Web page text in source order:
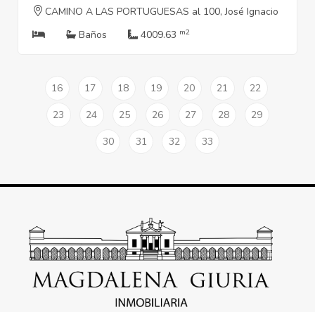
CAMINO A LAS PORTUGUESAS al 100, José Ignacio
Baños
4009.63 m2
16 17 18 19 20 21
22
23
24 25 26 27 28
29
30
31 32 33